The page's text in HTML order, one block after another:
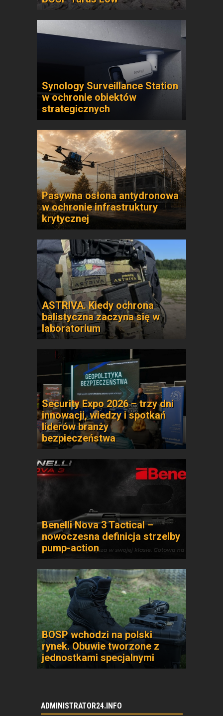
Synology Surveillance Station
w ochronie obiektów
strategicznych
Pasywna osłona antydronowa
w ochronie infrastruktury
krytycznej
ASTRIVA. Kiedy ochrona
balistyczna zaczyna się w
laboratorium
Security Expo 2026 – trzy dni
innowacji, wiedzy i spotkań
liderów branży
bezpieczeństwa
Benelli Nova 3 Tactical –
nowoczesna definicja strzelby
pump-action
BOSP wchodzi na polski
rynek. Obuwie tworzone z
jednostkami specjalnymi
ADMINISTRATOR24.INFO